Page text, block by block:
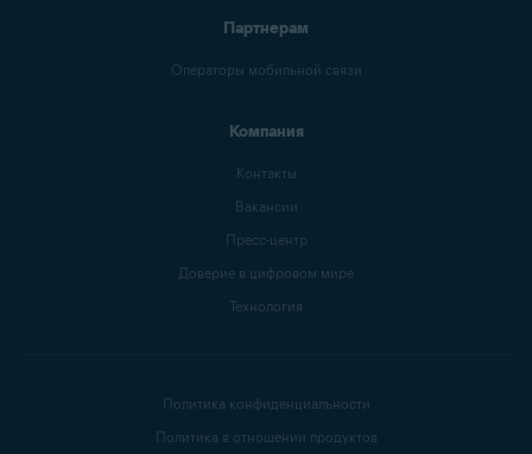
Партнерам
Операторы мобильной связи
Компания
Контакты
Вакансии
Пресс-центр
Доверие в цифровом мире
Технология
Политика конфиденциальности
Политика в отношении продуктов